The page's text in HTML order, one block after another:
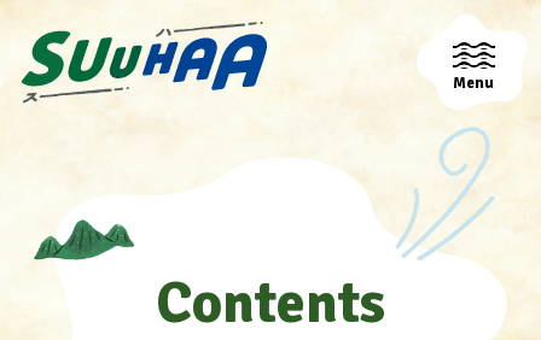
Menu
Contents